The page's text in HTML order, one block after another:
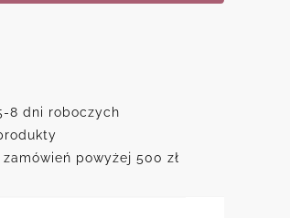
8 dni roboczych
powyżej 500 zł